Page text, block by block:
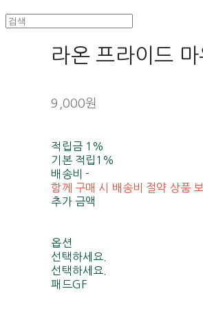
라온 프라이드
9,000원
적립금 1%
기본 적립 1%
배송비-
함께 구매 시 배송비 절약 상품 보
추가 금액
옵션
선택하세요.
선택하세요.
패드GF